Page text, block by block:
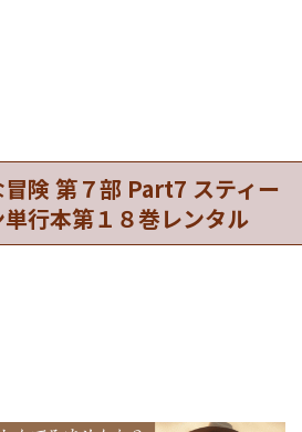
険 第７部 Part7 スティー
行本第１８巻レンタル